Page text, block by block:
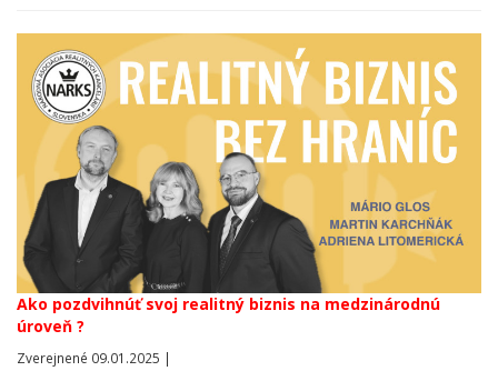
Ako pozdvihnúť svoj realitný biznis na medzinárodnú
úroveň ?
Zverejnené 09.01.2025 |